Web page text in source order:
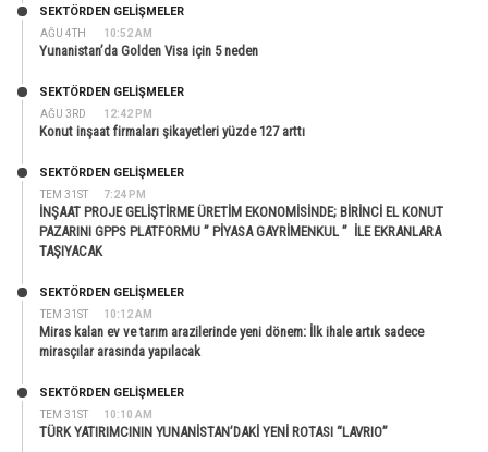
AĞU 4TH 10:52 AM
SEKTÖRDEN GELIŞMELER
Yunanistan’da Golden Visa için 5 neden
AĞU 3RD 12:42 PM
SEKTÖRDEN GELIŞMELER
Konut inşaat firmaları şikayetleri yüzde 127 arttı
TEM 31ST 7:24 PM
SEKTÖRDEN GELIŞMELER
İNŞAAT PROJE GELİŞTİRME ÜRETİM EKONOMİSİNDE; BİRİNCİ EL KONUT
PAZARINI GPPS PLATFORMU ” PİYASA GAYRİMENKUL ” İLE EKRANLARA
TAŞIYACAK
TEM 31ST 10:12 AM
SEKTÖRDEN GELIŞMELER
Miras kalan ev ve tarım arazilerinde yeni dönem: İlk ihale artık sadece
mirasçılar arasında yapılacak
TEM 31ST 10:10 AM
SEKTÖRDEN GELIŞMELER
TÜRK YATIRIMCININ YUNANİSTAN’DAKİ YENİ ROTASI “LAVRIO”